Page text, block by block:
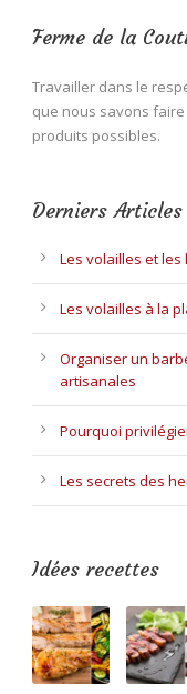
Ferme de la
Travailler dans le
que nous savons
produits possibles.
Derniers Articles
Les volailles et les
Les volailles à la
Organiser un
artisanales
Pourquoi
Les secrets des
Idées recettes